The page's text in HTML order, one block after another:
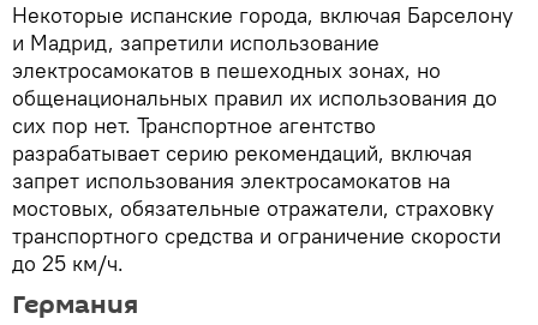
Некоторые испанские города, включая Барселону
и Мадрид, запретили использование
электросамокатов в пешеходных зонах, но
общенациональных правил их использования до
сих пор нет. Транспортное агентство
разрабатывает серию рекомендаций, включая
запрет использования электросамокатов на
мостовых, обязательные отражатели, страховку
транспортного средства и ограничение скорости
до 25 км/ч.
Германия